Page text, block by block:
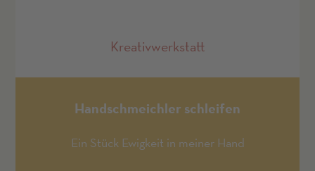
Kreativwerkstatt
Handschmeichler schleifen
Ein Stück Ewigkeit in meiner Hand